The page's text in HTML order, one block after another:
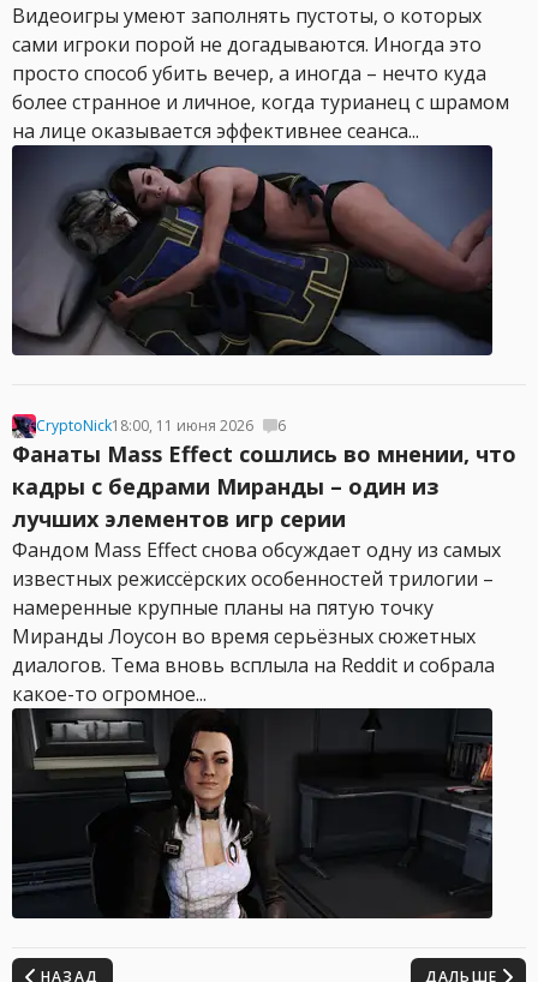
Видеоигры умеют заполнять пустоты, о которых
сами игроки порой не догадываются. Иногда это
просто способ убить вечер, а иногда – нечто куда
более странное и личное, когда турианец с шрамом
на лице оказывается эффективнее сеанса...
CryptoNick18:00, 11 июня 2026 6
Фанаты Mass Effect сошлись во мнении, что
кадры с бедрами Миранды – один из
лучших элементов игр серии
Фандом Mass Effect снова обсуждает одну из самых
известных режиссёрских особенностей трилогии –
намеренные крупные планы на пятую точку
Миранды Лоусон во время серьёзных сюжетных
диалогов. Тема вновь всплыла на Reddit и собрала
какое-то огромное...
НАЗАД ДАЛЬШЕ